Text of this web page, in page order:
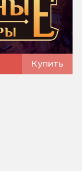
Купить